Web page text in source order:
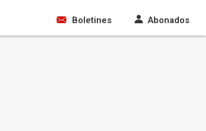
Boletines Abonados